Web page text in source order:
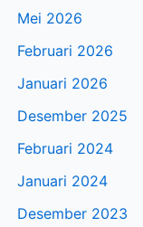
Mei 2026
Februari 2026
Januari 2026
Desember 2025
Februari 2024
Januari 2024
Desember 2023